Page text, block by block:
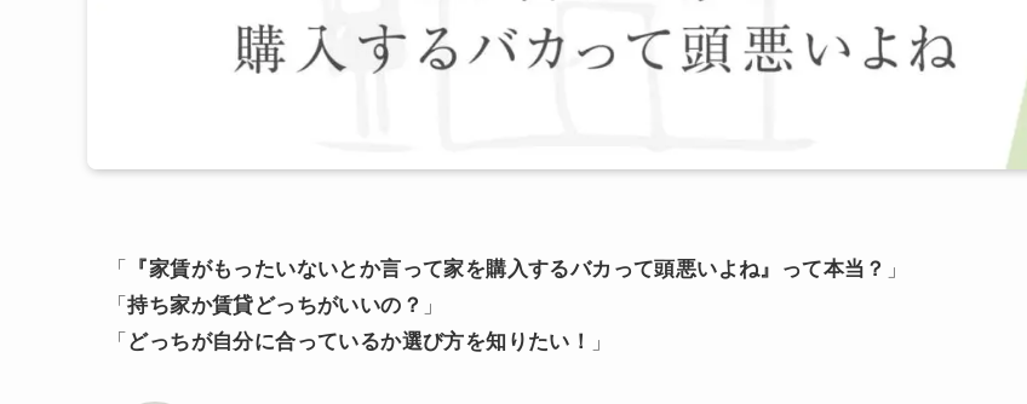
「 『家賃がもったいないとか言って家を購入するバカって頭悪いよね』って本当？ 」
「持ち家か賃貸どっちがいいの？ 」
「 どっちが自分に合っているか選び方を知りたい！ 」